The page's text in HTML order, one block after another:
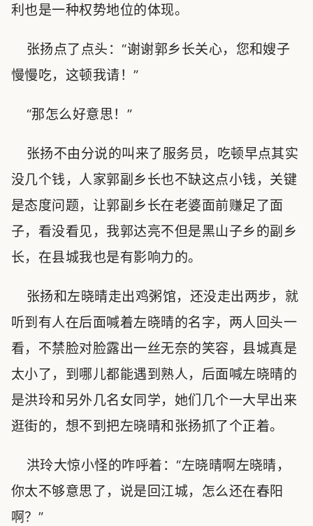
利也是一种权势地位的体现。
张扬点了点头：“谢谢郭乡长关心，您和嫂子
慢慢吃，这顿我请！”
“那怎么好意思！”
张扬不由分说的叫来了服务员，吃顿早点其实
没几个钱，人家郭副乡长也不缺这点小钱，关键
是态度问题，让郭副乡长在老婆面前赚足了面
子，看没看见，我郭达亮不但是黑山子乡的副乡
长，在县城我也是有影响力的。
张扬和左晓晴走出鸡粥馆，还没走出两步，就
听到有人在后面喊着左晓晴的名字，两人回头一
看，不禁脸对脸露出一丝无奈的笑容，县城真是
太小了，到哪儿都能遇到熟人，后面喊左晓晴的
是洪玲和另外几名女同学，她们几个一大早出来
逛街的，想不到把左晓晴和张扬抓了个正着。
洪玲大惊小怪的咋呼着：“左晓晴啊左晓晴，
你太不够意思了，说是回江城，怎么还在春阳
啊？”